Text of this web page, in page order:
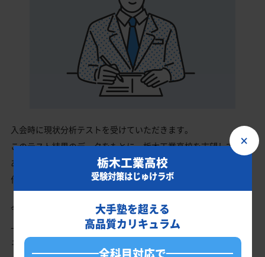
入会時に現状分析テストを受けていただきます。
このテスト結果のデータをもとに、栃木工業高校を志望している
あなたに英語・数学・国語・理科・社会の最適なカリキュラムを
作成します。
今の成績・偏差値から栃木工業高校の入試で確実に合格最低点以
上を取る、余裕を持って合格点を取るための勉強法、学習スケジ
ュールを明確にします。
×
栃木工業高校
受験対策はじゅけラボ
大手塾を超える
高品質カリキュラム
全科目対応で